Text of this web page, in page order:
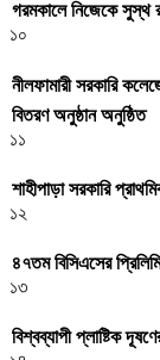
গরমকালে নিজেকে সুস্থ
১০
নীলফামারী সরকারি
বিতরণ অনুষ্ঠান অনুষ্ঠিত
১১
শাহীপাড়া সরকারি
১২
৪৭তম বিসিএসের
১৩
বিশ্বব্যাপী প্লাষ্টিক